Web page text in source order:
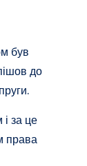
був
до
за це
права